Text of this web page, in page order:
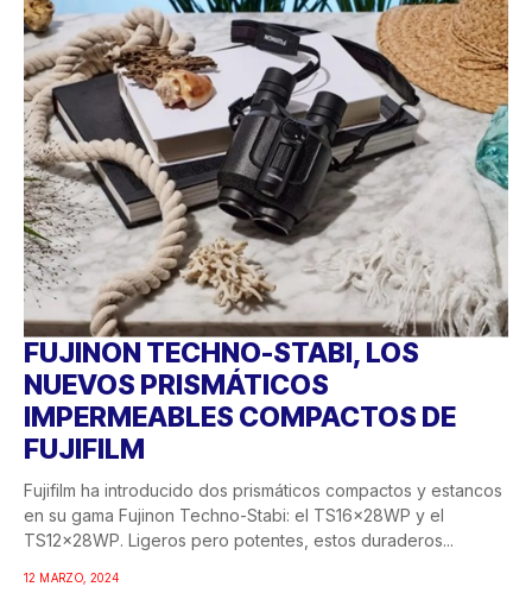
FUJINON TECHNO-STABI, LOS
NUEVOS PRISMÁTICOS
IMPERMEABLES COMPACTOS DE
FUJIFILM
Fujifilm ha introducido dos prismáticos compactos y estancos
en su gama Fujinon Techno-Stabi: el TS16x28WP y el
TS12x28WP. Ligeros pero potentes, estos duraderos...
12 MARZO, 2024